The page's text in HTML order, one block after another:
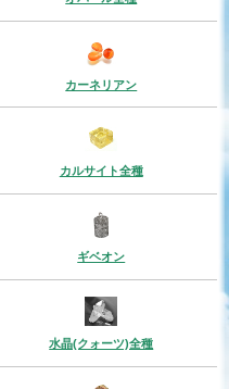
カーネリアン
カルサイト全種
ギベオン
水晶(クォーツ)全種